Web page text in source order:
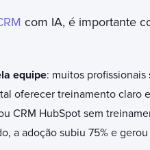
com IA, é importante
equipe: muitos profissionais
oferecer treinamento claro
CRM HubSpot sem
a adoção subiu 75% e